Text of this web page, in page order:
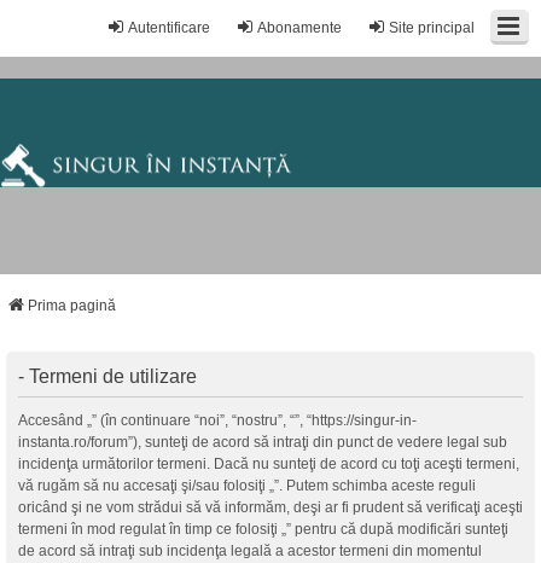
Site principal
Abonamente
Autentificare
Prima pagină
- Termeni de utilizare
Accesând „” (în continuare “noi”, “nostru”, “”, “https://singur-in-
instanta.ro/forum”), sunteţi de acord să intraţi din punct de vedere legal sub
incidenţa următorilor termeni. Dacă nu sunteţi de acord cu toţi aceşti termeni,
vă rugăm să nu accesaţi şi/sau folosiţi „”. Putem schimba aceste reguli
oricând şi ne vom strădui să vă informăm, deşi ar fi prudent să verificaţi aceşti
termeni în mod regulat în timp ce folosiţi „” pentru că după modificări sunteţi
de acord să intraţi sub incidenţa legală a acestor termeni din momentul